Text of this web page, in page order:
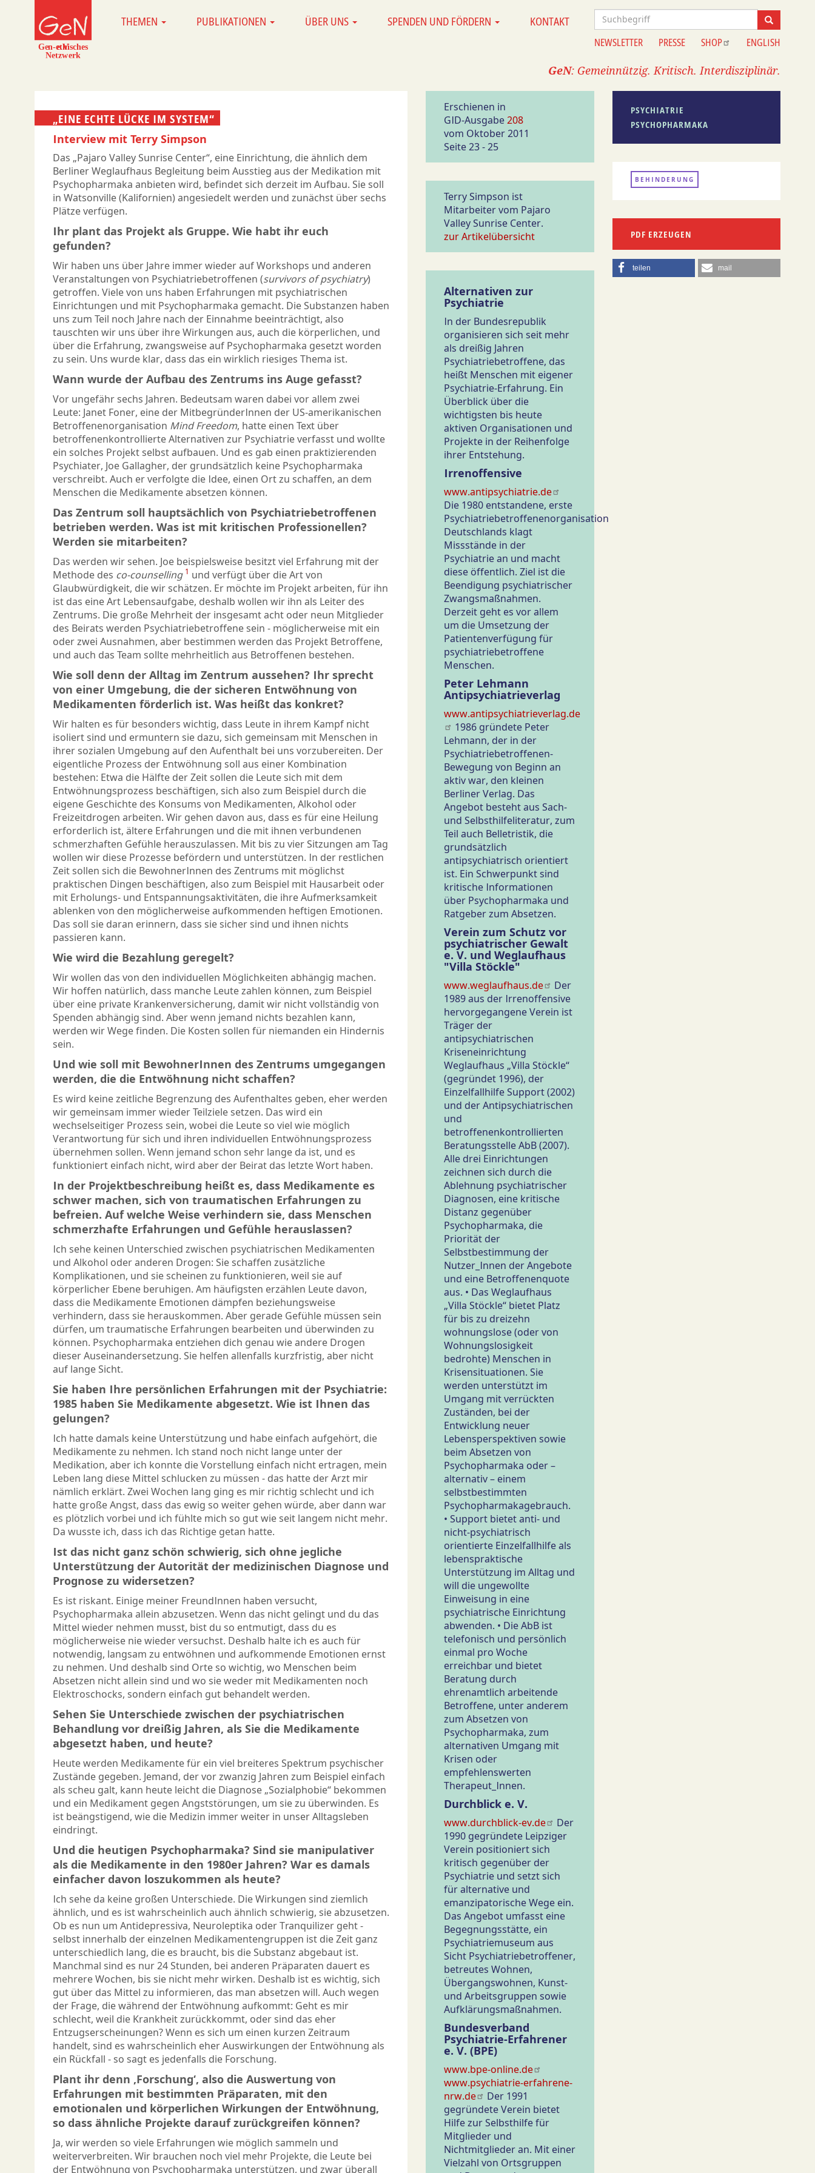
MAINTHEMEN PUBLIKATIONEN ÜBER UNS SPENDEN UND FÖRDERN KONTAKT Suche
Information
NEWSLETTER PRESSE SHOP ENGLISH
GeN: Gemeinnützig. Kritisch. Interdisziplinär.
„EINE ECHTE LÜCKE IM SYSTEM“
Interview mit Terry Simpson
Das „Pajaro Valley Sunrise Center“, eine Einrichtung, die ähnlich dem
Berliner Weglaufhaus Begleitung beim Ausstieg aus der Medikation mit
Psychopharmaka anbieten wird, befindet sich derzeit im Aufbau. Sie soll
in Watsonville (Kalifornien) angesiedelt werden und zunächst über sechs
Plätze verfügen.
Ihr plant das Projekt als Gruppe. Wie habt ihr euch
gefunden?
Wir haben uns über Jahre immer wieder auf Workshops und anderen
Veranstaltungen von Psychiatriebetroffenen (survivors of psychiatry)
getroffen. Viele von uns haben Erfahrungen mit psychiatrischen
Einrichtungen und mit Psychopharmaka gemacht. Die Substanzen haben
uns zum Teil noch Jahre nach der Einnahme beeinträchtigt, also
tauschten wir uns über ihre Wirkungen aus, auch die körperlichen, und
über die Erfahrung, zwangsweise auf Psychopharmaka gesetzt worden
zu sein. Uns wurde klar, dass das ein wirklich riesiges Thema ist.
Wann wurde der Aufbau des Zentrums ins Auge gefasst?
Vor ungefähr sechs Jahren. Bedeutsam waren dabei vor allem zwei
Leute: Janet Foner, eine der MitbegründerInnen der US-amerikanischen
Betroffenenorganisation Mind Freedom, hatte einen Text über
betroffenenkontrollierte Alternativen zur Psychiatrie verfasst und wollte
ein solches Projekt selbst aufbauen. Und es gab einen praktizierenden
Psychiater, Joe Gallagher, der grundsätzlich keine Psychopharmaka
verschreibt. Auch er verfolgte die Idee, einen Ort zu schaffen, an dem
Menschen die Medikamente absetzen können.
Das Zentrum soll hauptsächlich von Psychiatriebetroffenen
betrieben werden. Was ist mit kritischen Professionellen?
Werden sie mitarbeiten?
Das werden wir sehen. Joe beispielsweise besitzt viel Erfahrung mit der
Methode des co-counselling 1 und verfügt über die Art von
Glaubwürdigkeit, die wir schätzen. Er möchte im Projekt arbeiten, für ihn
ist das eine Art Lebensaufgabe, deshalb wollen wir ihn als Leiter des
Zentrums. Die große Mehrheit der insgesamt acht oder neun Mitglieder
des Beirats werden Psychiatriebetroffene sein - möglicherweise mit ein
oder zwei Ausnahmen, aber bestimmen werden das Projekt Betroffene,
und auch das Team sollte mehrheitlich aus Betroffenen bestehen.
Wie soll denn der Alltag im Zentrum aussehen? Ihr sprecht
von einer Umgebung, die der sicheren Entwöhnung von
Medikamenten förderlich ist. Was heißt das konkret?
Wir halten es für besonders wichtig, dass Leute in ihrem Kampf nicht
isoliert sind und ermuntern sie dazu, sich gemeinsam mit Menschen in
ihrer sozialen Umgebung auf den Aufenthalt bei uns vorzubereiten. Der
eigentliche Prozess der Entwöhnung soll aus einer Kombination
bestehen: Etwa die Hälfte der Zeit sollen die Leute sich mit dem
Entwöhnungsprozess beschäftigen, sich also zum Beispiel durch die
eigene Geschichte des Konsums von Medikamenten, Alkohol oder
Freizeitdrogen arbeiten. Wir gehen davon aus, dass es für eine Heilung
erforderlich ist, ältere Erfahrungen und die mit ihnen verbundenen
schmerzhaften Gefühle herauszulassen. Mit bis zu vier Sitzungen am Tag
wollen wir diese Prozesse befördern und unterstützen. In der restlichen
Zeit sollen sich die BewohnerInnen des Zentrums mit möglichst
praktischen Dingen beschäftigen, also zum Beispiel mit Hausarbeit oder
mit Erholungs- und Entspannungsaktivitäten, die ihre Aufmerksamkeit
ablenken von den möglicherweise aufkommenden heftigen Emotionen.
Das soll sie daran erinnern, dass sie sicher sind und ihnen nichts
passieren kann.
Wie wird die Bezahlung geregelt?
Wir wollen das von den individuellen Möglichkeiten abhängig machen.
Wir hoffen natürlich, dass manche Leute zahlen können, zum Beispiel
über eine private Krankenversicherung, damit wir nicht vollständig von
Spenden abhängig sind. Aber wenn jemand nichts bezahlen kann,
werden wir Wege finden. Die Kosten sollen für niemanden ein Hindernis
sein.
Und wie soll mit BewohnerInnen des Zentrums umgegangen
werden, die die Entwöhnung nicht schaffen?
Es wird keine zeitliche Begrenzung des Aufenthaltes geben, eher werden
wir gemeinsam immer wieder Teilziele setzen. Das wird ein
wechselseitiger Prozess sein, wobei die Leute so viel wie möglich
Verantwortung für sich und ihren individuellen Entwöhnungsprozess
übernehmen sollen. Wenn jemand schon sehr lange da ist, und es
funktioniert einfach nicht, wird aber der Beirat das letzte Wort haben.
In der Projektbeschreibung heißt es, dass Medikamente es
schwer machen, sich von traumatischen Erfahrungen zu
befreien. Auf welche Weise verhindern sie, dass Menschen
schmerzhafte Erfahrungen und Gefühle herauslassen?
Ich sehe keinen Unterschied zwischen psychiatrischen Medikamenten
und Alkohol oder anderen Drogen: Sie schaffen zusätzliche
Komplikationen, und sie scheinen zu funktionieren, weil sie auf
körperlicher Ebene beruhigen. Am häufigsten erzählen Leute davon,
dass die Medikamente Emotionen dämpfen beziehungsweise
verhindern, dass sie herauskommen. Aber gerade Gefühle müssen sein
dürfen, um traumatische Erfahrungen bearbeiten und überwinden zu
können. Psychopharmaka entziehen dich genau wie andere Drogen
dieser Auseinandersetzung. Sie helfen allenfalls kurzfristig, aber nicht
auf lange Sicht.
Sie haben Ihre persönlichen Erfahrungen mit der Psychiatrie:
1985 haben Sie Medikamente abgesetzt. Wie ist Ihnen das
gelungen?
Ich hatte damals keine Unterstützung und habe einfach aufgehört, die
Medikamente zu nehmen. Ich stand noch nicht lange unter der
Medikation, aber ich konnte die Vorstellung einfach nicht ertragen, mein
Leben lang diese Mittel schlucken zu müssen - das hatte der Arzt mir
nämlich erklärt. Zwei Wochen lang ging es mir richtig schlecht und ich
hatte große Angst, dass das ewig so weiter gehen würde, aber dann war
es plötzlich vorbei und ich fühlte mich so gut wie seit langem nicht mehr.
Da wusste ich, dass ich das Richtige getan hatte.
Ist das nicht ganz schön schwierig, sich ohne jegliche
Unterstützung der Autorität der medizinischen Diagnose und
Prognose zu widersetzen?
Es ist riskant. Einige meiner FreundInnen haben versucht,
Psychopharmaka allein abzusetzen. Wenn das nicht gelingt und du das
Mittel wieder nehmen musst, bist du so entmutigt, dass du es
möglicherweise nie wieder versuchst. Deshalb halte ich es auch für
notwendig, langsam zu entwöhnen und aufkommende Emotionen ernst
zu nehmen. Und deshalb sind Orte so wichtig, wo Menschen beim
Absetzen nicht allein sind und wo sie weder mit Medikamenten noch
Elektroschocks, sondern einfach gut behandelt werden.
Sehen Sie Unterschiede zwischen der psychiatrischen
Behandlung vor dreißig Jahren, als Sie die Medikamente
abgesetzt haben, und heute?
Heute werden Medikamente für ein viel breiteres Spektrum psychischer
Zustände gegeben. Jemand, der vor zwanzig Jahren zum Beispiel einfach
als scheu galt, kann heute leicht die Diagnose „Sozialphobie“ bekommen
und ein Medikament gegen Angststörungen, um sie zu überwinden. Es
ist beängstigend, wie die Medizin immer weiter in unser Alltagsleben
eindringt.
Und die heutigen Psychopharmaka? Sind sie manipulativer
als die Medikamente in den 1980er Jahren? War es damals
einfacher davon loszukommen als heute?
Ich sehe da keine großen Unterschiede. Die Wirkungen sind ziemlich
ähnlich, und es ist wahrscheinlich auch ähnlich schwierig, sie abzusetzen.
Ob es nun um Antidepressiva, Neuroleptika oder Tranquilizer geht -
selbst innerhalb der einzelnen Medikamentengruppen ist die Zeit ganz
unterschiedlich lang, die es braucht, bis die Substanz abgebaut ist.
Manchmal sind es nur 24 Stunden, bei anderen Präparaten dauert es
mehrere Wochen, bis sie nicht mehr wirken. Deshalb ist es wichtig, sich
gut über das Mittel zu informieren, das man absetzen will. Auch wegen
der Frage, die während der Entwöhnung aufkommt: Geht es mir
schlecht, weil die Krankheit zurückkommt, oder sind das eher
Entzugserscheinungen? Wenn es sich um einen kurzen Zeitraum
handelt, sind es wahrscheinlich eher Auswirkungen der Entwöhnung als
ein Rückfall - so sagt es jedenfalls die Forschung.
Plant ihr denn ‚Forschung‘, also die Auswertung von
Erfahrungen mit bestimmten Präparaten, mit den
emotionalen und körperlichen Wirkungen der Entwöhnung,
so dass ähnliche Projekte darauf zurückgreifen können?
Ja, wir werden so viele Erfahrungen wie möglich sammeln und
weiterverbreiten. Wir brauchen noch viel mehr Projekte, die Leute bei
der Entwöhnung von Psychopharmaka unterstützen, und zwar überall
Erschienen in
GID-Ausgabe208
vom Oktober 2011
Seite 23 - 25
Terry Simpson ist
Mitarbeiter vom Pajaro
Valley Sunrise Center.
zur Artikelübersicht
Alternativen zur
Psychiatrie
In der Bundesrepublik
organisieren sich seit mehr
als dreißig Jahren
Psychiatriebetroffene, das
heißt Menschen mit eigener
Psychiatrie-Erfahrung. Ein
Überblick über die
wichtigsten bis heute
aktiven Organisationen und
Projekte in der Reihenfolge
ihrer Entstehung.
Irrenoffensive
www.antipsychiatrie.de
Die 1980 entstandene, erste
Psychiatriebetroffenenorganisation
Deutschlands klagt
Missstände in der
Psychiatrie an und macht
diese öffentlich. Ziel ist die
Beendigung psychiatrischer
Zwangsmaßnahmen.
Derzeit geht es vor allem
um die Umsetzung der
Patientenverfügung für
psychiatriebetroffene
Menschen.
Peter Lehmann
Antipsychiatrieverlag
www.antipsychiatrieverlag.de
1986 gründete Peter
Lehmann, der in der
Psychiatriebetroffenen-
Bewegung von Beginn an
aktiv war, den kleinen
Berliner Verlag. Das
Angebot besteht aus Sach-
und Selbsthilfeliteratur, zum
Teil auch Belletristik, die
grundsätzlich
antipsychiatrisch orientiert
ist. Ein Schwerpunkt sind
kritische Informationen
über Psychopharmaka und
Ratgeber zum Absetzen.
Verein zum Schutz vor
psychiatrischer Gewalt
e. V. und Weglaufhaus
"Villa Stöckle"
www.weglaufhaus.de
Der
1989 aus der Irrenoffensive
hervorgegangene Verein ist
Träger der
antipsychiatrischen
Kriseneinrichtung
Weglaufhaus „Villa Stöckle“
(gegründet 1996), der
Einzelfallhilfe Support (2002)
und der Antipsychiatrischen
und
betroffenenkontrollierten
Beratungsstelle AbB (2007).
Alle drei Einrichtungen
zeichnen sich durch die
Ablehnung psychiatrischer
Diagnosen, eine kritische
Distanz gegenüber
Psychopharmaka, die
Priorität der
Selbstbestimmung der
Nutzer_Innen der Angebote
und eine Betroffenenquote
aus. • Das Weglaufhaus
„Villa Stöckle“ bietet Platz
für bis zu dreizehn
wohnungslose (oder von
Wohnungslosigkeit
bedrohte) Menschen in
Krisensituationen. Sie
werden unterstützt im
Umgang mit verrückten
Zuständen, bei der
Entwicklung neuer
Lebensperspektiven sowie
beim Absetzen von
Psychopharmaka oder –
alternativ – einem
selbstbestimmten
Psychopharmakagebrauch.
• Support bietet anti- und
nicht-psychiatrisch
orientierte Einzelfallhilfe als
lebenspraktische
Unterstützung im Alltag und
will die ungewollte
Einweisung in eine
psychiatrische Einrichtung
abwenden. • Die AbB ist
telefonisch und persönlich
einmal pro Woche
erreichbar und bietet
Beratung durch
ehrenamtlich arbeitende
Betroffene, unter anderem
zum Absetzen von
Psychopharmaka, zum
alternativen Umgang mit
Krisen oder
empfehlenswerten
Therapeut_Innen.
Durchblick e. V.
www.durchblick-ev.de
Der
1990 gegründete Leipziger
Verein positioniert sich
kritisch gegenüber der
Psychiatrie und setzt sich
für alternative und
emanzipatorische Wege ein.
Das Angebot umfasst eine
Begegnungsstätte, ein
Psychiatriemuseum aus
Sicht Psychiatriebetroffener,
betreutes Wohnen,
Übergangswohnen, Kunst-
und Arbeitsgruppen sowie
Aufklärungsmaßnahmen.
Bundesverband
Psychiatrie-Erfahrener
e. V. (BPE)
www.bpe-online.de
www.psychiatrie-erfahrene-
nrw.de
Der 1991
gegründete Verein bietet
Hilfe zur Selbsthilfe für
Mitglieder und
Nichtmitglieder an. Mit einer
Vielzahl von Ortsgruppen
PSYCHIATRIE
PSYCHOPHARMAKA
BEHINDERUNG
PDF ERZEUGEN
teilen mail